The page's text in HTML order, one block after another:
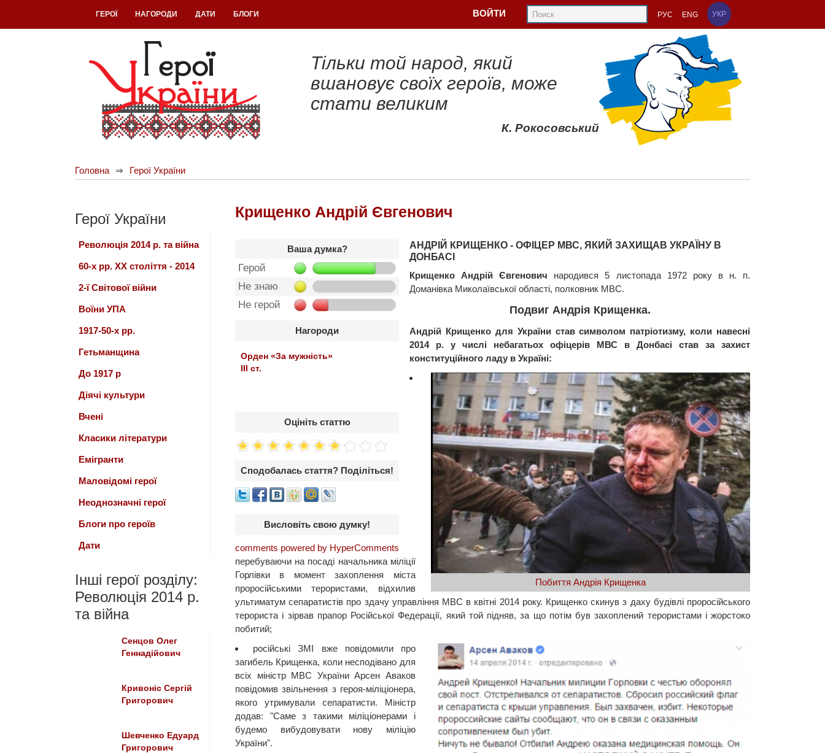
ГЕРОЇ НАГОРОДИ ДАТИ БЛОГИ ВОЙТИ РУС ENG УКР
Тільки той народ, який
вшановує своїх героїв, може
стати великим
К. Рокосовський
Головна Герої України
Крищенко Андрій Євгенович
Ваша думка?
Герой
Не знаю
Не герой
Нагороди
Орден «За мужність»
III ст.
Оцініть статтю
Сподобалась стаття? Поділіться!
Висловіть свою думку!
comments powered by HyperComments
АНДРІЙ КРИЩЕНКО - ОФІЦЕР МВС, ЯКИЙ ЗАХИЩАВ УКРАЇНУ В
ДОНБАСІ
Крищенко Андрій Євгенович народився 5 листопада 1972 року в н. п.
Доманівка Миколаївської області, полковник МВС.
Подвиг Андрія Крищенка.
Андрій Крищенко для України став символом патріотизму, коли навесні
2014 р. у числі небагатьох офіцерів МВС в Донбасі став за захист
конституційного ладу в Україні:
Побиття Андрія Крищенка
перебуваючи на посаді начальника міліції
Горлівки в момент захоплення міста
проросійськими терористами, відхилив
ультиматум сепаратистів про здачу управління МВС в квітні 2014 року. Крищенко скинув з даху будівлі проросійського
терориста і зірвав прапор Російської Федерації, який той підняв, за що потім був захоплений терористами і жорстоко
побитий;
російські ЗМІ вже повідомили про
загибель Крищенка, коли несподівано для
всіх міністр МВС України Арсен Аваков
повідомив звільнення з героя-міліціонера,
якого утримували сепаратисти. Міністр
додав: "Саме з такими міліціонерами і
будемо вибудовувати нову міліцію
України".
Герої України
Революція 2014 р. та війна
60-х рр. ХХ століття - 2014
2-ї Світової війни
Воїни УПА
1917-50-х рр.
Гетьманщина
До 1917 р
Діячі культури
Вчені
Класики літератури
Емігранти
Маловідомі герої
Неоднозначні герої
Блоги про героїв
Дати
Інші герої розділу:
Революція 2014 р.
та війна
Сенцов Олег
Геннадійович
Кривоніс Сергій
Григорович
Шевченко Едуард
Григорович